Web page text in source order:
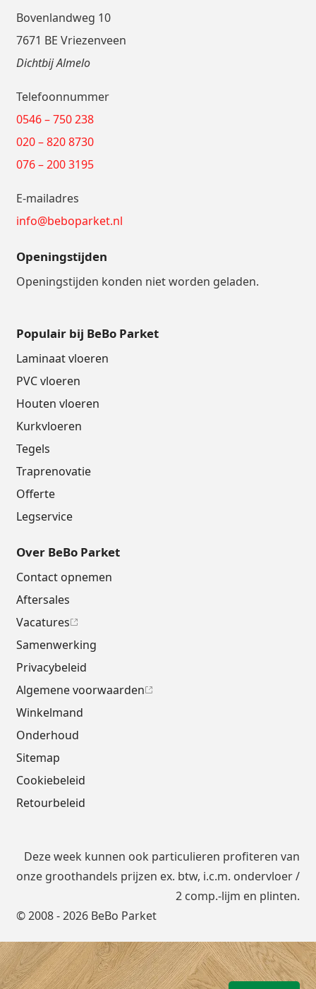
Bovenlandweg 10
7671 BE Vriezenveen
Dichtbij Almelo
Telefoonnummer
0546 – 750 238
020 – 820 8730
076 – 200 3195
E-mailadres
info@beboparket.nl
Openingstijden
Openingstijden konden niet worden geladen.
Populair bij BeBo Parket
Laminaat vloeren
PVC vloeren
Houten vloeren
Kurkvloeren
Tegels
Traprenovatie
Offerte
Legservice
Over BeBo Parket
Contact opnemen
Aftersales
Vacatures
Samenwerking
Privacybeleid
Algemene voorwaarden
Winkelmand
Onderhoud
Sitemap
Cookiebeleid
Retourbeleid
© 2008 - 2026 BeBo Parket
Deze week kunnen ook particulieren profiteren van
onze groothandels prijzen ex. btw, i.c.m. ondervloer/
2 comp.-lijm en plinten.